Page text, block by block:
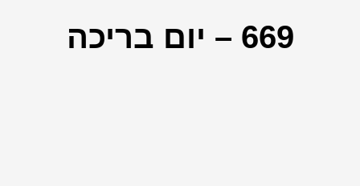
669 – יום בריכה